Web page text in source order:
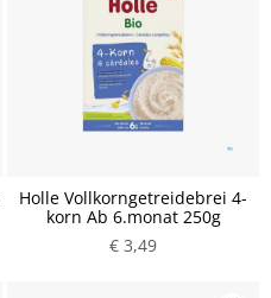
Holle Vollkorngetreidebrei 4-
korn Ab 6.monat 250g
€ 3,49